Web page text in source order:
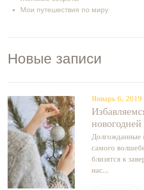
Мои путешествия по миру
Новые записи
Январь 6, 2019
Долгожданные
самого
близятся к
нас...